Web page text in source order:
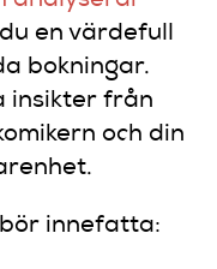
en värdefull
bokningar.
insikter från
och din
innefatta: